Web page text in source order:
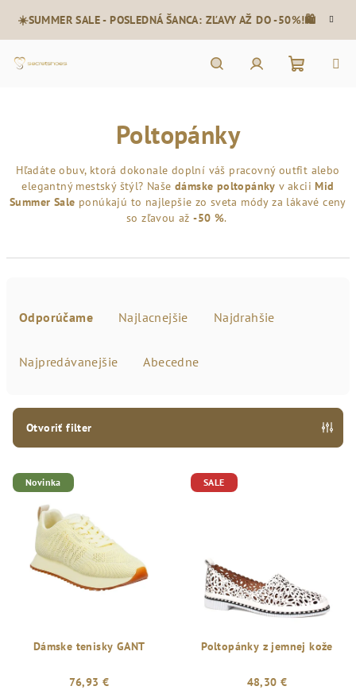
obsah
☀️SUMMER SALE - POSLEDNÁ ŠANCA: ZĽAVY AŽ DO -50%!🛍️
Poltopánky
Hľadáte obuv, ktorá dokonale doplní váš pracovný outfit alebo
elegantný mestský štýl? Naše dámske poltopánky v akciiMid
Summer Sale ponúkajú to najlepšie zo sveta módy za lákavé ceny
so zľavou až-50 %.
p
o
Odporúčame Najlacnejšie Najdrahšie
Najpredávanejšie Abecedne
Otvoriť filter
V
ý
Novinka
Dámske tenisky GANT
76,93 €
SALE
Poltopánky z jemnej kože
48,30 €